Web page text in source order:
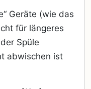
Geräte (wie das
für längeres
Spüle
abwischen ist